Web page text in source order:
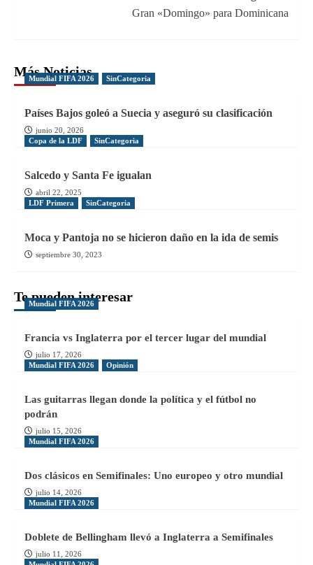
Gran «Domingo» para Dominicana
Más Noticias
Mundial FIFA 2026 SinCategoria
Países Bajos goleó a Suecia y aseguró su clasificación
junio 20, 2026
Copa de la LDF
SinCategoria
Salcedo y Santa Fe igualan
abril 22, 2025
LDF Primera
SinCategoria
Moca y Pantoja no se hicieron daño en la ida de semis
septiembre 30, 2023
Te pueden interesar
Mundial FIFA 2026
Francia vs Inglaterra por el tercer lugar del mundial
julio 17, 2026
Mundial FIFA 2026
Opinión
Las guitarras llegan donde la política y el fútbol no
podrán
julio 15, 2026
Mundial FIFA 2026
Dos clásicos en Semifinales: Uno europeo y otro mundial
julio 14, 2026
Mundial FIFA 2026
Doblete de Bellingham llevó a Inglaterra a Semifinales
julio 11, 2026